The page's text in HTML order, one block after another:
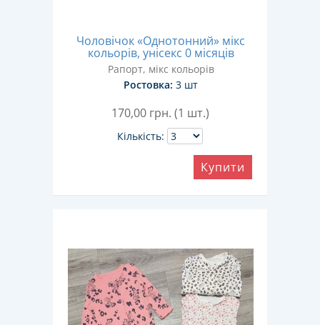
Чоловічок «Однотонний» мікс
кольорів, унісекс 0 місяців
Рапорт, мікс кольорів
Ростовка: 3 шт
170,00 грн. (1 шт.)
Кількість:
Купити